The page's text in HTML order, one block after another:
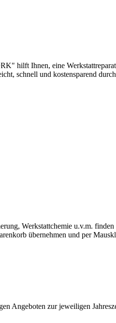
hilft Ihnen, eine
schnell und kostensparend
Werkstattchemie u.v.m.
übernehmen und per
Angeboten zur jeweiligen